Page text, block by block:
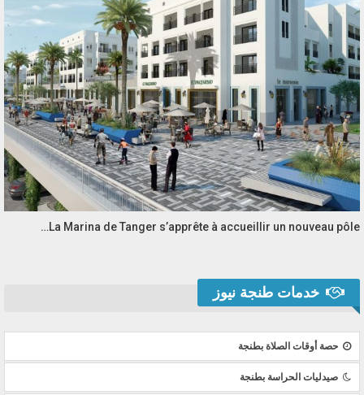
La Marina de Tanger s’apprête à accueillir un nouveau pôle…
خدمات طنجة نيوز
حصة أوقات الصلاة بطنجة
صيدليات الحراسة بطنجة